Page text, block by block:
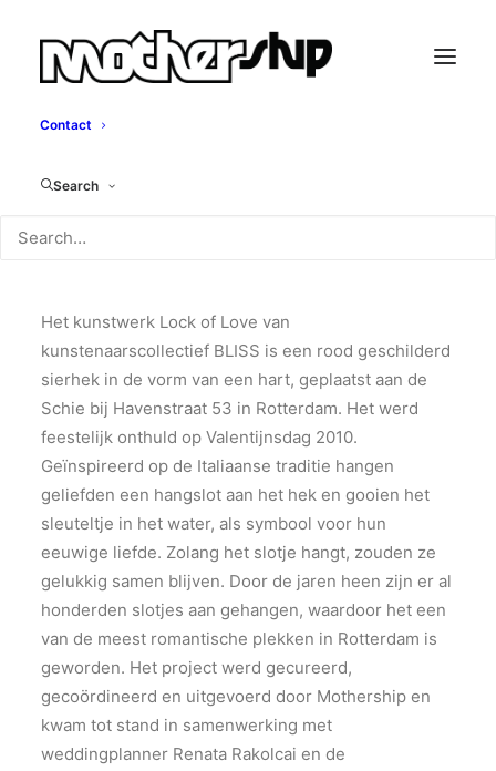
Contact
Search
Lock of Love
Bliss, 2010
Het kunstwerk Lock of Love van
kunstenaarscollectief BLISS is een rood geschilderd
sierhek in de vorm van een hart, geplaatst aan de
Schie bij Havenstraat 53 in Rotterdam. Het werd
feestelijk onthuld op Valentijnsdag 2010.
Geïnspireerd op de Italiaanse traditie hangen
geliefden een hangslot aan het hek en gooien het
sleuteltje in het water, als symbool voor hun
eeuwige liefde. Zolang het slotje hangt, zouden ze
gelukkig samen blijven. Door de jaren heen zijn er al
honderden slotjes aan gehangen, waardoor het een
van de meest romantische plekken in Rotterdam is
geworden. Het project werd gecureerd,
gecoördineerd en uitgevoerd door Mothership en
kwam tot stand in samenwerking met
weddingplanner Renata Rakolcai en de